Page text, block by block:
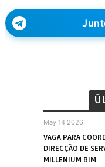
May 14 2026
VAGA PARA
DIRECÇÃO DE
MILLENIUM BIM